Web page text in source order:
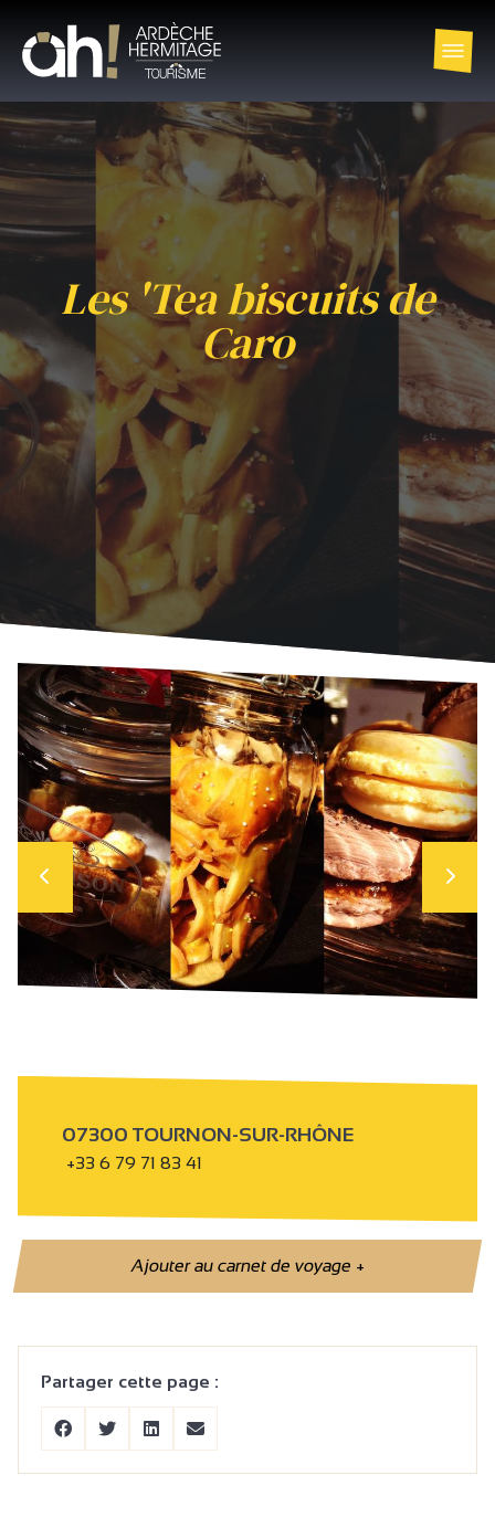
Les 'Tea biscuits de
Caro
07300 TOURNON-SUR-RHÔNE
+33 6 79 71 83 41
Ajouter au carnet de voyage+
Partager cette page :